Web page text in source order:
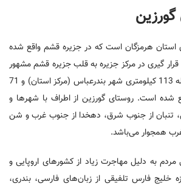
استان هرمزگان است که در جزیره قشم واقع شده
گیری در مرکز جزیره به قلب جزیره قشم مشهور
است. این روستا در فاصله 113 کیلومتری شهر بندرعباس (مرکز استان) و 71
شده است. روستای گورزین از اطراف با شهرها و
تنبان از جنوب شرق، دهخدا از جنوب غرب و شن
همجوار می‌باشد.
به دلیل مهاجرت زیاد از کشورهای اروپایی و
خلیج فارس تلفیقی از زبان‌های فارسی، بندری،